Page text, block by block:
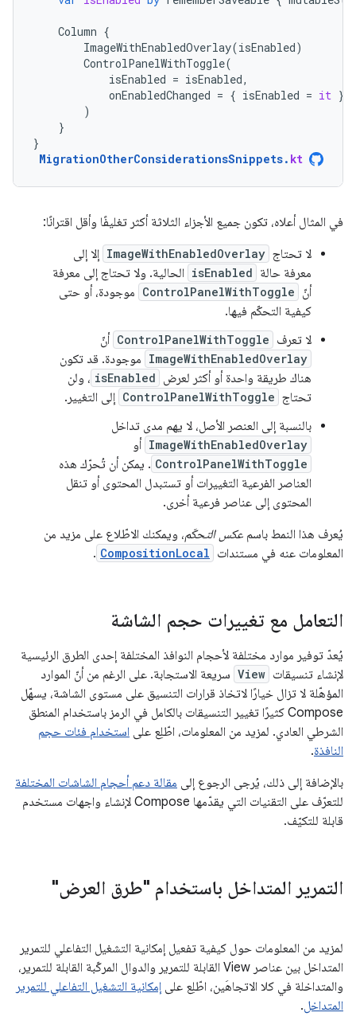
Column {
ImageWithEnabledOverlay(isEnabled)
ControlPanelWithToggle(
isEnabled = isEnabled,
onEnabledChanged = { isEnabled = it }
)
}
}
MigrationOtherConsiderationsSnippets. kt
في المثال أعلاه، تكون جميع الأجزاء الثلاثة أكثر تغليفًا وأقل اقترانًا:
لا تحتاج ImageWithEnabledOverlay إلا إلى
معرفة حالة isEnabled الحالية. ولا تحتاج إلى معرفة
أنّ ControlPanelWithToggle موجودة، أو حتى
كيفية التحكّم فيها.
لا تعرف ControlPanelWithToggle أنّ
ImageWithEnabledOverlay موجودة. قد تكون
هناك طريقة واحدة أو أكثر لعرض isEnabled ، ولن
تحتاج ControlPanelWithToggle إلى التغيير.
بالنسبة إلى العنصر الأصل، لا يهم مدى تداخل
ImageWithEnabledOverlay أو
ControlPanelWithToggle . يمكن أن تُحرّك هذه
العناصر الفرعية التغييرات أو تستبدل المحتوى أو تنقل
المحتوى إلى عناصر فرعية أخرى.
يُعرف هذا النمط باسم عكس التحكّم، ويمكنك الاطّلاع على مزيد من
المعلومات عنه في مستندات CompositionLocal
.
التعامل مع تغييرات حجم الشاشة
يُعدّ توفير موارد مختلفة لأحجام النوافذ المختلفة إحدى الطرق الرئيسية
لإنشاء تنسيقات View سريعة الاستجابة. على الرغم من أنّ الموارد
المؤهّلة لا تزال خيارًا لاتخاذ قرارات التنسيق على مستوى الشاشة، يسهّل
Compose كثيرًا تغيير التنسيقات بالكامل في الرمز باستخدام المنطق
الشرطي العادي. لمزيد من المعلومات، اطّلِع على استخدام فئات حجم
النافذة.
بالإضافة إلى ذلك، يُرجى الرجوع إلى مقالة دعم أحجام الشاشات المختلفة
للتعرّف على التقنيات التي يقدّمها Compose لإنشاء واجهات مستخدم
قابلة للتكيّف.
التمرير المتداخل باستخدام "طرق العرض"
لمزيد من المعلومات حول كيفية تفعيل إمكانية التشغيل التفاعلي للتمرير
المتداخل بين عناصر View القابلة للتمرير والدوال المركّبة القابلة للتمرير،
والمتداخلة في كلا الاتجاهَين، اطّلِع على إمكانية التشغيل التفاعلي للتمرير
المتداخل.